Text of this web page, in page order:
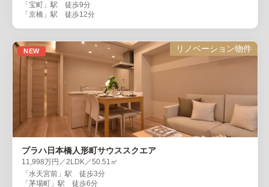
「宝町」駅 徒歩9分
「京橋」駅 徒歩12分
NEW リノベーション物件
プラハ日本橋人形町サウススクエア
11,998万円／2LDK／50.51㎡
「水天宮前」駅 徒歩3分
「茅場町」駅 徒歩6分